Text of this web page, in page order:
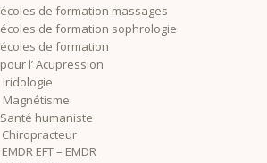
de formation massages
de formation sophrologie
de formation
l’ Acupression
humaniste
EFT – EMDR